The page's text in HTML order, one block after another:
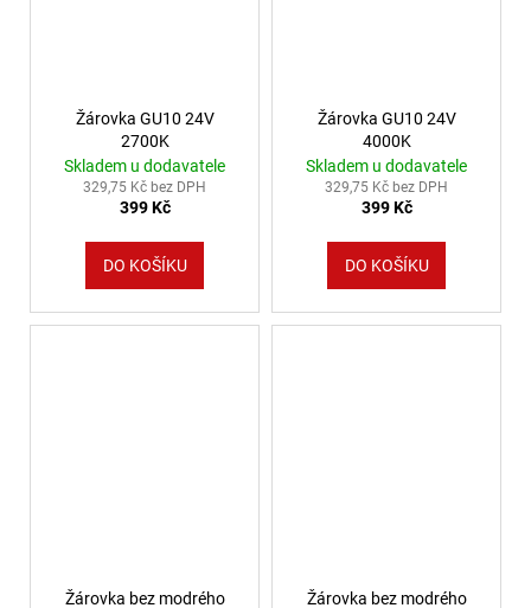
Žárovka GU10 24V
2700K
Skladem u dodavatele
329,75 Kč bez DPH
399 Kč
DO KOŠÍKU
Žárovka GU10 24V
4000K
Skladem u dodavatele
329,75 Kč bez DPH
399 Kč
DO KOŠÍKU
Žárovka bez modrého
Žárovka bez modrého